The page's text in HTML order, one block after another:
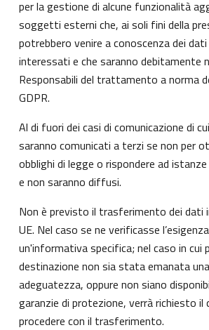
per la gestione di alcune funzionalità
soggetti esterni che, ai soli fini della
potrebbero venire a conoscenza dei
interessati e che saranno debitamente
Responsabili del trattamento a norma
GDPR.
Al di fuori dei casi di comunicazione di
saranno comunicati a terzi se non per
obblighi di legge o rispondere ad
e non saranno diffusi.
Non è previsto il trasferimento dei dati
UE. Nel caso se ne verificasse
un'informativa specifica; nel caso in cui
destinazione non sia stata emanata
adeguatezza, oppure non siano
garanzie di protezione, verrà richiesto il
procedere con il trasferimento.